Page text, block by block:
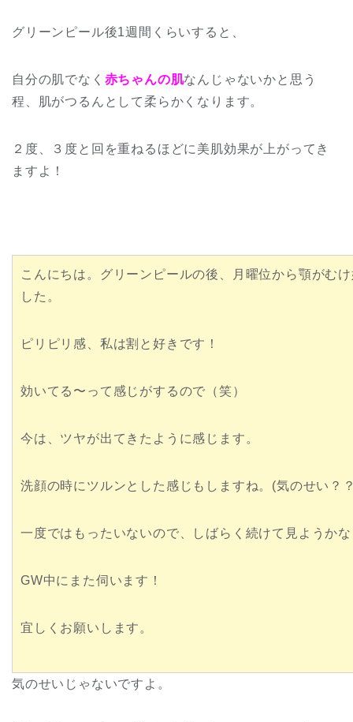
グリーンピール後1週間くらいすると、
自分の肌でなく 赤ちゃんの肌なんじゃないかと思う
程、肌がつるんとして柔らかくなります。
２度、３度と回を重ねるほどに美肌効果が上がってき
ますよ！
こんにちは。グリーンピールの後、月曜位から顎がむ
した。
ピリピリ感、私は割と好きです！
効いてる〜って感じがするので（笑）
今は、ツヤが出てきたように感じます。
洗顔の時にツルンとした感じもしますね。(気のせい？
一度ではもったいないので、しばらく続けて見ようか
GW中にまた伺います！
宜しくお願いします。
気のせいじゃないですよ。